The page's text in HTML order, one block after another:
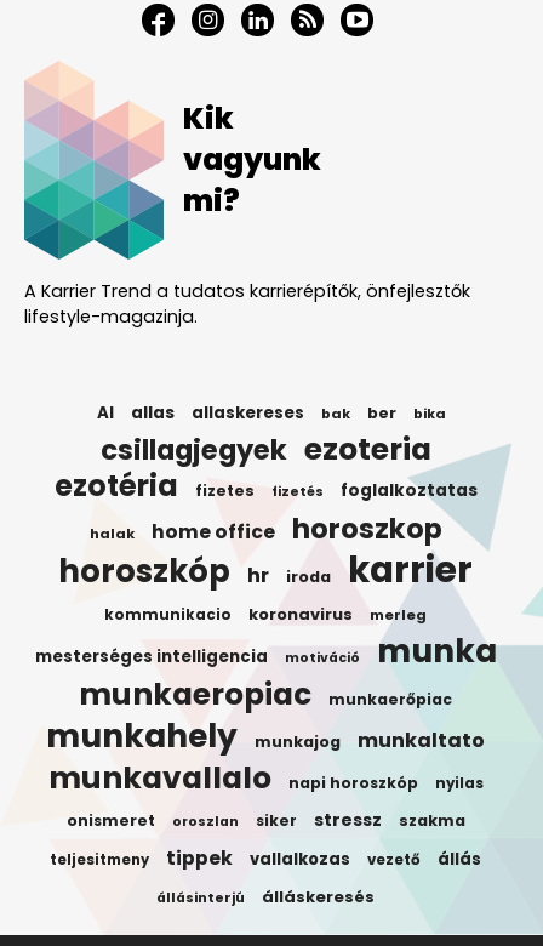
Kik
vagyunk
mi?
A Karrier Trend a tudatos karrierépítők, önfejlesztők
lifestyle-magazinja.
AI allas allaskereses bak ber bika
csillagjegyek ezoteria
ezotéria fizetes fizetés foglalkoztatas
halak home office horoszkop
horoszkóp hr iroda karrier
kommunikacio koronavirus merleg
mesterséges intelligencia motiváció munka
munkaeropiac munkaerőpiac
munkahely munkajog munkaltato
munkavallalo napi horoszkóp nyilas
onismeret oroszlan siker stressz szakma
teljesitmeny tippek vallalkozas vezető állás
állásinterjú álláskeresés